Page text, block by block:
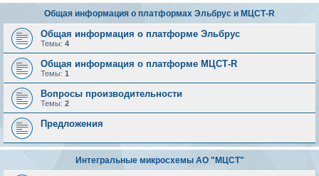
Общая информация о платформах Эльбрус и МЦСТ-R
Общая информация о платформе Эльбрус
Темы: 4
Общая информация о платформе МЦСТ-R
Темы: 1
Вопросы производительности
Темы: 2
Предложения
Интегральные микросхемы АО "МЦСТ"